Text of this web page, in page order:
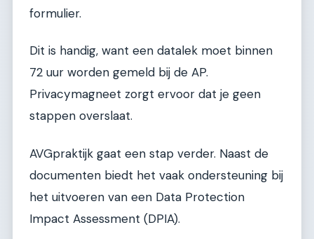
formulier.
Dit is handig, want een datalek moet binnen
72 uur worden gemeld bij de AP.
Privacymagneet zorgt ervoor dat je geen
stappen overslaat.
AVGpraktijk gaat een stap verder. Naast de
documenten biedt het vaak ondersteuning bij
het uitvoeren van een Data Protection
Impact Assessment (DPIA).